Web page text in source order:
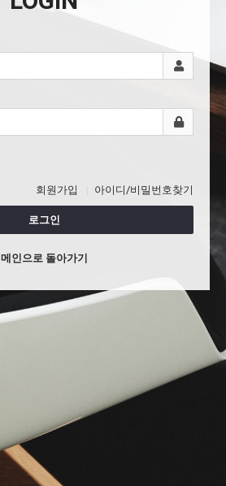
회원가입 아이디/비밀번호찾기
로그인
메인으로 돌아가기